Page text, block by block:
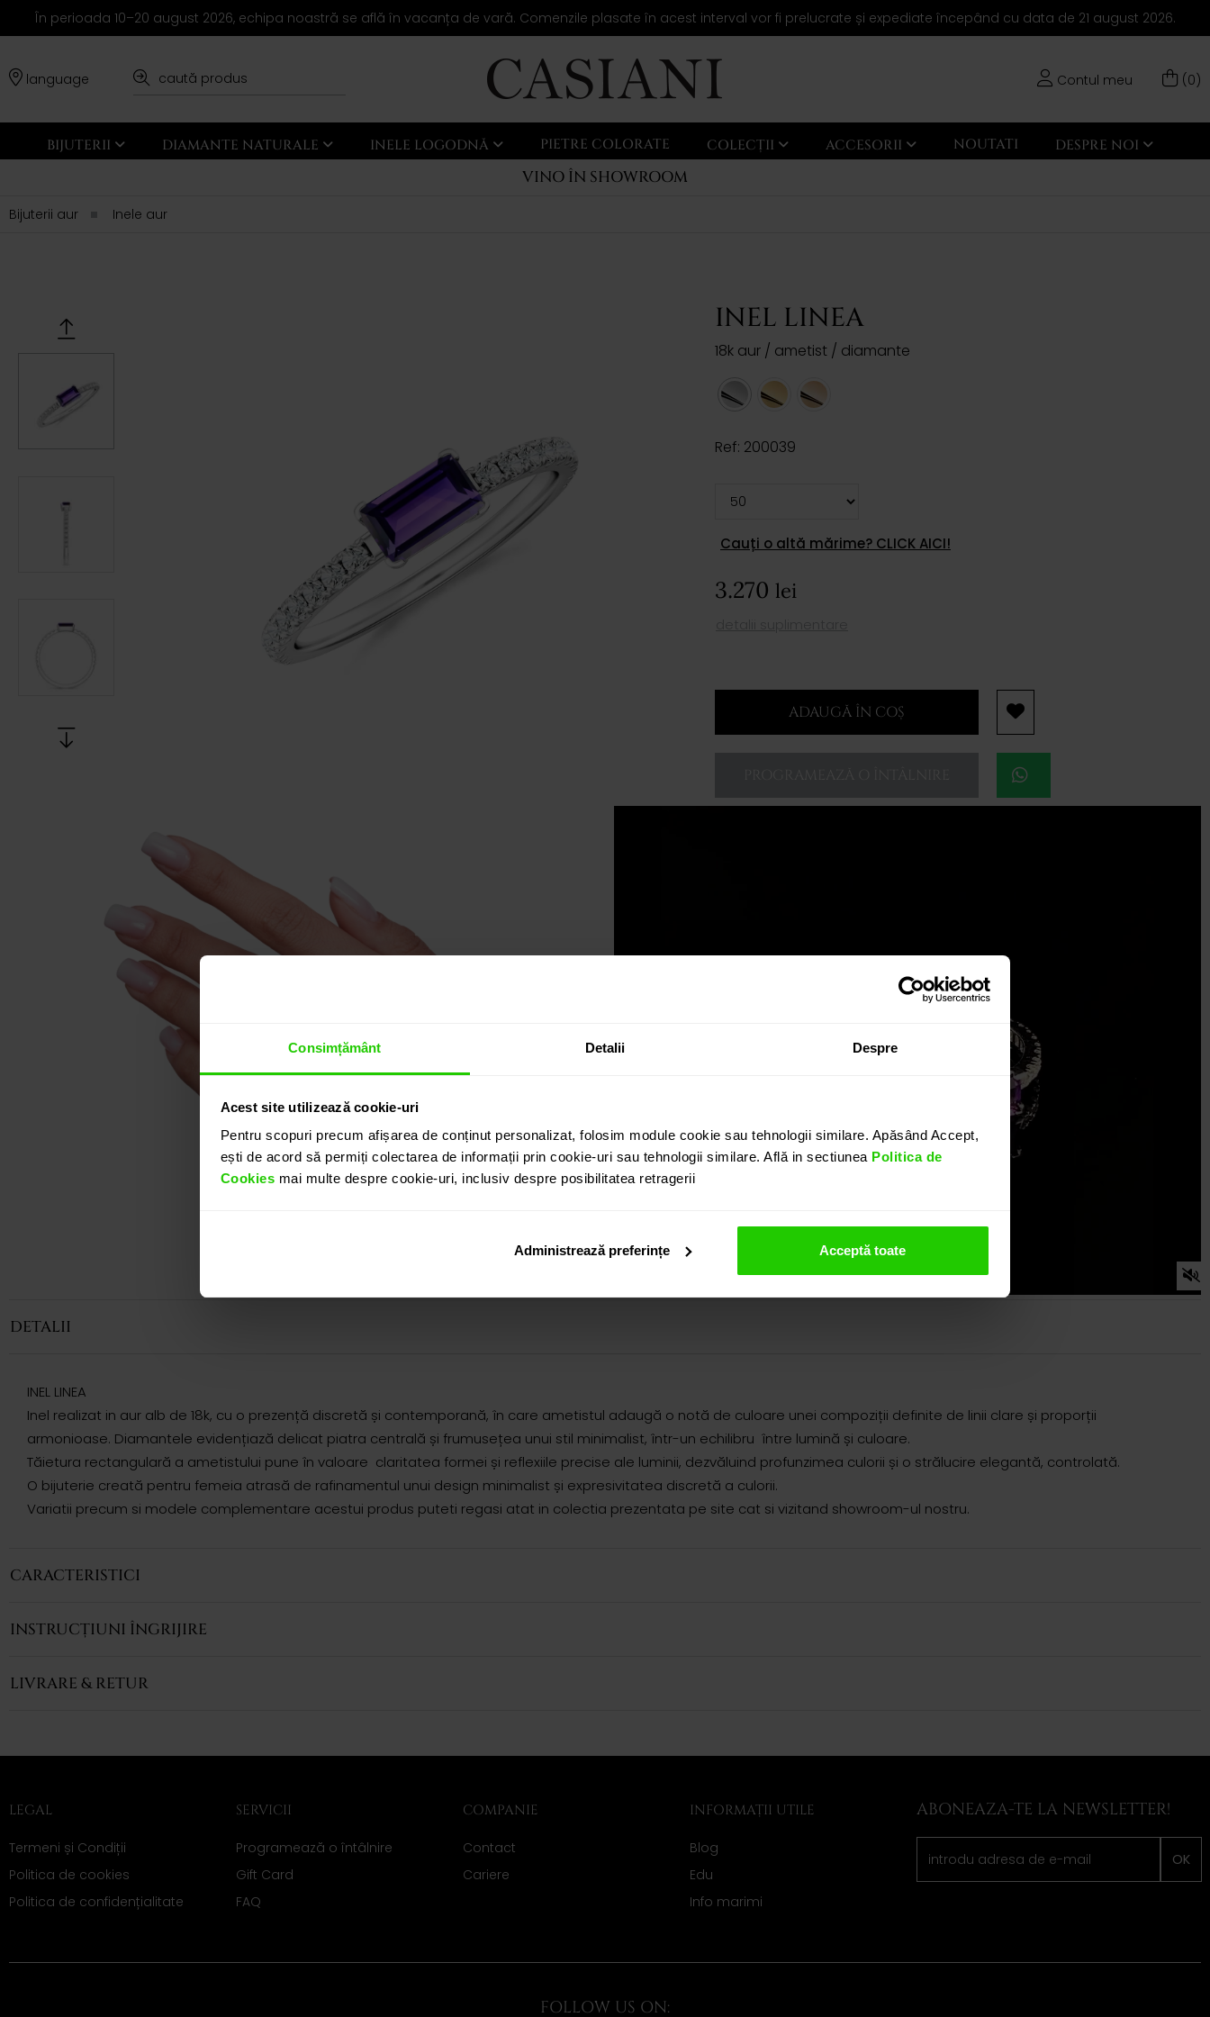
Consimțământ Detalii Despre
Acest site utilizează cookie-uri
Pentru scopuri precum afișarea de conținut personalizat, folosim module cookie sau tehnologii similare. Apăsând Accept,
ești de acord să permiți colectarea de informații prin cookie-uri sau tehnologii similare. Află in sectiunea Politica de
Cookies mai multe despre cookie-uri, inclusiv despre posibilitatea retragerii
Administrează preferințe Acceptă toate
În perioada 10–20 august 2026, echipa noastră se află în vacanța de vară. Comenzile plasate în acest interval vor fi prelucrate și expediate începând cu data de 21 august 2026.
language Contul meu (0)
BIJUTERII DIAMANTE NATURALE INELE LOGODNĂ PIETRE COLORATE COLECȚII ACCESORII NOUTATI DESPRE NOI
VINO ÎN SHOWROOM
Bijuterii aur Inele aur
INEL LINEA
18k aur / ametist / diamante
Ref: 200039
Cauți o altă mărime? CLICK AICI!
3.270 lei
ADAUGĂ ÎN COȘ
DETALII
INEL LINEA
Inel realizat in aur alb de 18k, cu o prezență discretă și contemporană, în care ametistul adaugă o notă de culoare unei compoziții definite de linii clare și proporții
armonioase. Diamantele evidențiază delicat piatra centrală și frumusețea unui stil minimalist, într-un echilibru între lumină și culoare.
Tăietura rectangulară a ametistului pune în valoare claritatea formei și reflexiile precise ale luminii, dezvăluind profunzimea culorii și o strălucire elegantă, controlată.
O bijuterie creată pentru femeia atrasă de rafinamentul unui design minimalist și expresivitatea discretă a culorii.
Variatii precum si modele complementare acestui produs puteti regasi atat in colectia prezentata pe site cat si vizitand showroom-ul nostru.
CARACTERISTICI
INSTRUCȚIUNI ÎNGRIJIRE
LIVRARE & RETUR
LEGAL
Termeni și Condiții
Politica de cookies
Politica de confidențialitate
SERVICII
Programează o întâlnire
Gift Card
FAQ
COMPANIE
Contact
Cariere
INFORMAȚII UTILE
Blog
Edu
Info marimi
ABONEAZA-TE LA NEWSLETTER!
OK
FOLLOW US ON: